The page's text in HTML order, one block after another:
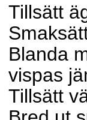
Tillsätt
Blanda
vispas
Tillsätt